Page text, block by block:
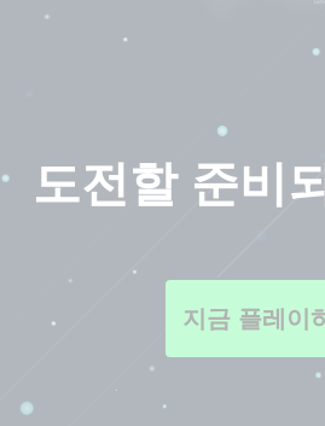
도전할 준비
지금 플레이